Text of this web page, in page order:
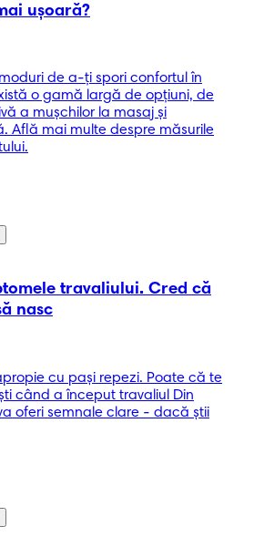
ușoară?
de a-ți spori confortul în
o gamă largă de opțiuni, de
a mușchilor la masaj și
Află mai multe despre măsurile
travaliului. Cred că
nasc
cu pași repezi. Poate că te
când a început travaliul Din
oferi semnale clare - dacă știi